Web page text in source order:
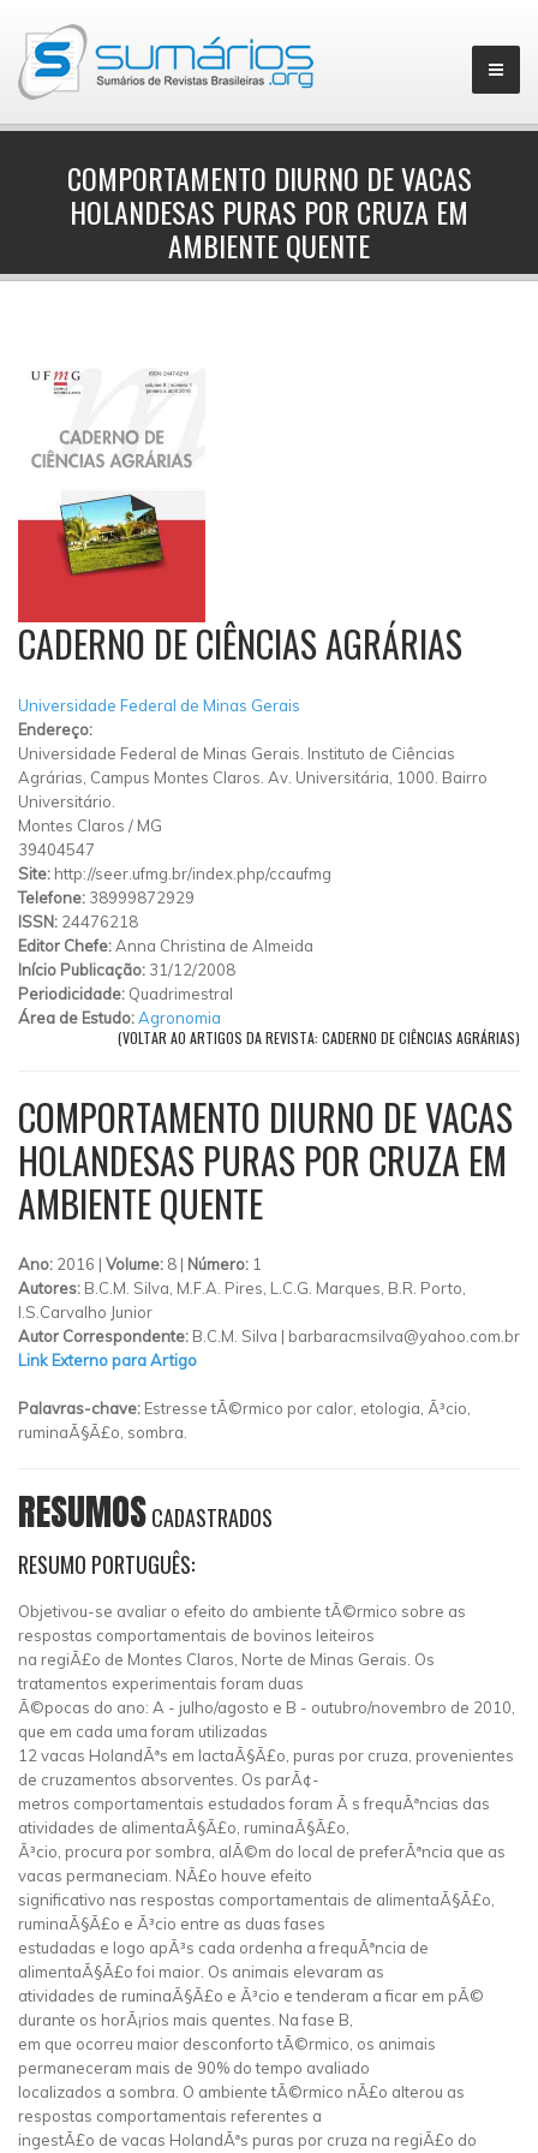
COMPORTAMENTO DIURNO DE VACAS
HOLANDESAS PURAS POR CRUZA EM
AMBIENTE QUENTE
CADERNO DE CIÊNCIAS AGRÁRIAS
Universidade Federal de Minas Gerais
Endereço:
Universidade Federal de Minas Gerais. Instituto de Ciências
Agrárias, Campus Montes Claros. Av. Universitária, 1000. Bairro
Universitário.
Montes Claros / MG
39404547
Site: http://seer.ufmg.br/index.php/ccaufmg
Telefone: 38999872929
ISSN: 24476218
Editor Chefe:Anna Christina de Almeida
Início Publicação: 31/12/2008
Periodicidade: Quadrimestral
Área de Estudo:Agronomia
(VOLTAR AO ARTIGOS DA REVISTA: CADERNO DE CIÊNCIAS AGRÁRIAS)
COMPORTAMENTO DIURNO DE VACAS
HOLANDESAS PURAS POR CRUZA EM
AMBIENTE QUENTE
Ano: 2016 | Volume: 8 | Número: 1
Autores: B.C.M. Silva, M.F.A. Pires, L.C.G. Marques, B.R. Porto,
I.S.Carvalho Junior
Autor Correspondente: B.C.M. Silva | barbaracmsilva@yahoo.com.br
Link Externo para Artigo
Palavras-chave: Estresse tÃ©rmico por calor, etologia, Ã³cio,
ruminaÃ§Ã£o, sombra.
RESUMOSCADASTRADOS
RESUMO PORTUGUÊS:
Objetivou-se avaliar o efeito do ambiente tÃ©rmico sobre as
respostas comportamentais de bovinos leiteiros
na regiÃ£o de Montes Claros, Norte de Minas Gerais. Os
tratamentos experimentais foram duas
Ã©pocas do ano: A - julho/agosto e B - outubro/novembro de 2010,
que em cada uma foram utilizadas
12 vacas HolandÃªs em lactaÃ§Ã£o, puras por cruza, provenientes
de cruzamentos absorventes. Os parÃ¢-
metros comportamentais estudados foram Ã s frequÃªncias das
atividades de alimentaÃ§Ã£o, ruminaÃ§Ã£o,
Ã³cio, procura por sombra, alÃ©m do local de preferÃªncia que as
vacas permaneciam. NÃ£o houve efeito
significativo nas respostas comportamentais de alimentaÃ§Ã£o,
ruminaÃ§Ã£o e Ã³cio entre as duas fases
estudadas e logo apÃ³s cada ordenha a frequÃªncia de
alimentaÃ§Ã£o foi maior. Os animais elevaram as
atividades de ruminaÃ§Ã£o e Ã³cio e tenderam a ficar em pÃ©
durante os horÃ¡rios mais quentes. Na fase B,
em que ocorreu maior desconforto tÃ©rmico, os animais
permaneceram mais de 90% do tempo avaliado
localizados a sombra. O ambiente tÃ©rmico nÃ£o alterou as
respostas comportamentais referentes a
ingestÃ£o de vacas HolandÃªs puras por cruza na regiÃ£o do